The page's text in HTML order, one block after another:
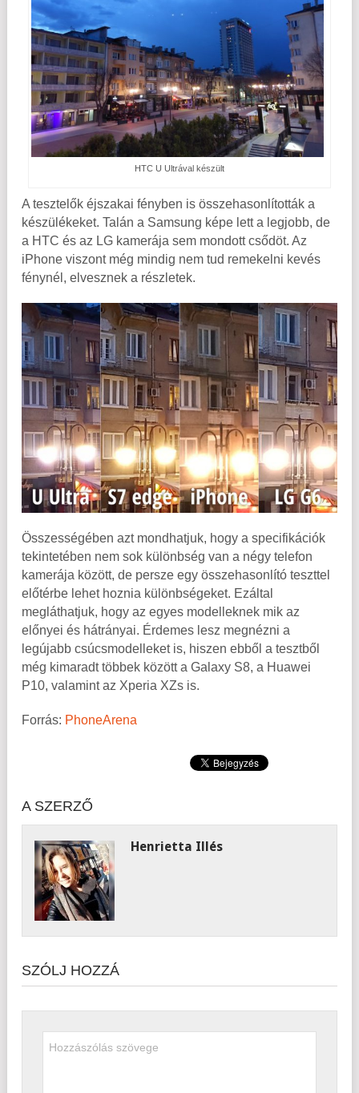
HTC U Ultrával készült
A tesztelők éjszakai fényben is összehasonlították a
készülékeket. Talán a Samsung képe lett a legjobb, de
a HTC és az LG kamerája sem mondott csődöt. Az
iPhone viszont még mindig nem tud remekelni kevés
fénynél, elvesznek a részletek.
Összességében azt mondhatjuk, hogy a specifikációk
tekintetében nem sok különbség van a négy telefon
kamerája között, de persze egy összehasonlító teszttel
előtérbe lehet hoznia különbségeket. Ezáltal
megláthatjuk, hogy az egyes modelleknek mik az
előnyei és hátrányai. Érdemes lesz megnézni a
legújabb csúcsmodelleket is, hiszen ebből a tesztből
még kimaradt többek között a Galaxy S8, a Huawei
P10, valamint az Xperia XZs is.
Forrás: PhoneArena
A SZERZŐ
Henrietta Illés
SZÓLJ HOZZÁ